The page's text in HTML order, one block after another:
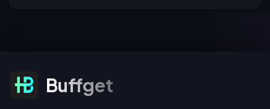
Suscribirse a ofertas
Buffget